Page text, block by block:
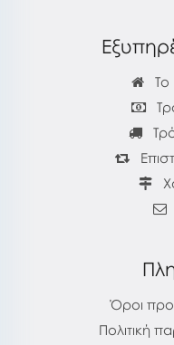
Το
Όροι
Πολιτική